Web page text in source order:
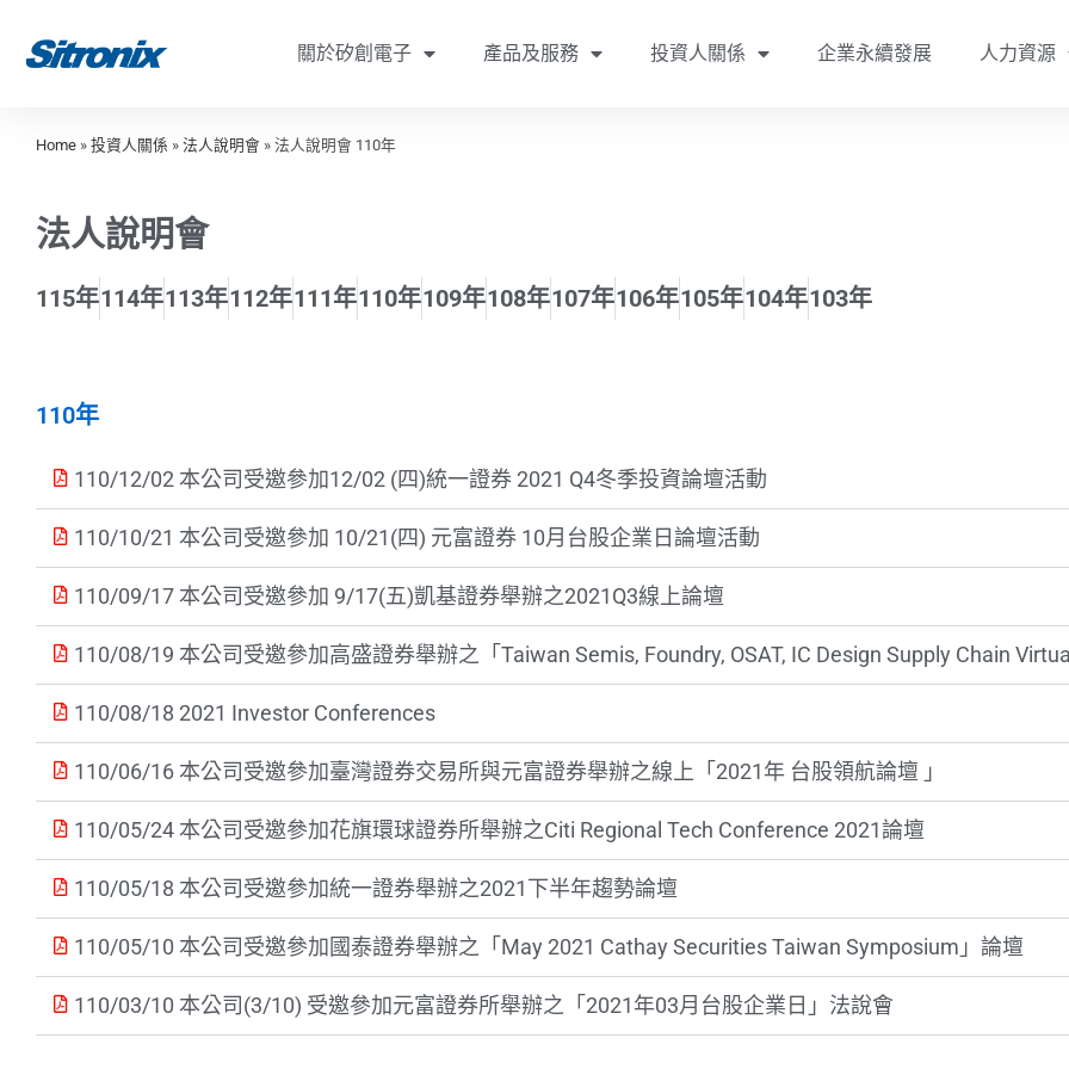
關於矽創電子 產品及服務 投資人關係 企業永續發展 人力資源
Home » 投資人關係 » 法人說明會 » 法人說明會 110年
法人說明會
115年114年113年112年111年110年109年108年107年106年105年104年103年
110年
110/12/02 本公司受邀參加12/02 (四)統一證券 2021 Q4冬季投資論壇活動
110/10/21 本公司受邀參加 10/21(四) 元富證券 10月台股企業日論壇活動
110/09/17 本公司受邀參加 9/17(五)凱基證券舉辦之2021Q3線上論壇
110/08/19 本公司受邀參加高盛證券舉辦之「Taiwan Semis, Foundry, OSAT, IC Design Supply Chain
110/08/18 2021 Investor Conferences
110/06/16 本公司受邀參加臺灣證券交易所與元富證券舉辦之線上「2021年 台股領航論壇 」
110/05/24 本公司受邀參加花旗環球證券所舉辦之Citi Regional Tech Conference 2021論壇
110/05/18 本公司受邀參加統一證券舉辦之2021下半年趨勢論壇
110/05/10 本公司受邀參加國泰證券舉辦之「May 2021 Cathay Securities Taiwan Symposium」論壇
110/03/10 本公司(3/10) 受邀參加元富證券所舉辦之「2021年03月台股企業日」法說會